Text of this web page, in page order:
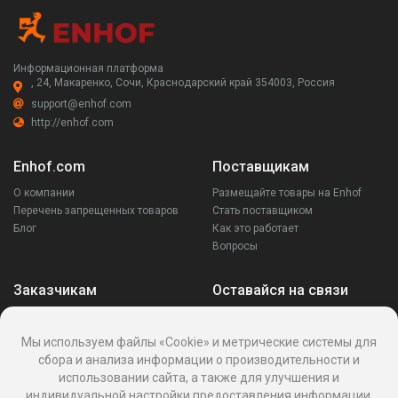
Информационная платформа
, 24, Макаренко, Сочи, Краснодарский край 354003, Россия
support@enhof.com
http://enhof.com
Enhof.com
О компании
Перечень запрещенных товаров
Блог
Поставщикам
Размещайте товары на Enhof
Стать поставщиком
Как это работает
Вопросы
Заказчикам
Написать поставщику
Оставайся на связи
Мы используем файлы «Cookie» и метрические системы для
сбора и анализа информации о производительности и
использовании сайта, а также для улучшения и